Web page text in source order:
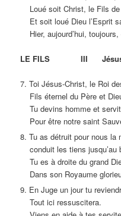
Loué soit Christ, le Fils de
Et soit loué Dieu l’Esprit
Hier, aujourd’hui, toujours,
LE FILS III Jésus,
7. Toi Jésus-Christ, le
Fils éternel du Père et
Tu devins homme et
Pour être notre saint
8. Tu as détruit pour
conduit les tiens jusqu’au
Tu es à droite du grand
Dans son Royaume
9. En Juge un jour tu
Tout ici ressuscitera.